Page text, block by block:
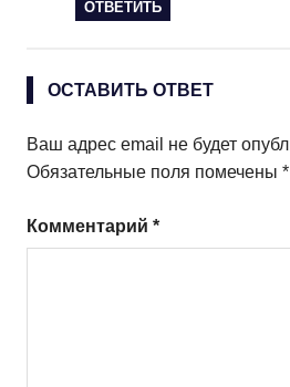
ОТВЕТИТЬ
ОСТАВИТЬ ОТВЕТ
Ваш адрес email не будет
Обязательные поля помечены *
Комментарий *